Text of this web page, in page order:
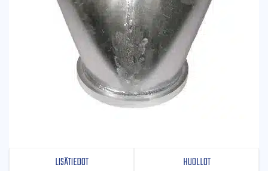
LISÄTIEDOT HUOLLOT